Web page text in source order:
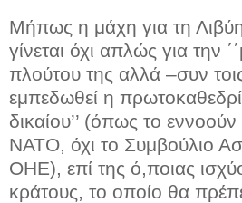
Μήπως η μάχη για τη
γίνεται όχι απλώς για την
πλούτου της αλλά –συν
εμπεδωθεί η
δικαίου’’ (όπως το
ΝΑΤΟ, όχι το Συμβούλιο
ΟΗΕ), επί της ό,ποιας
κράτους, το οποίο θα